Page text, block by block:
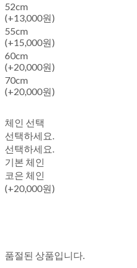
52cm
(+13,000원)
55cm
(+15,000원)
60cm
(+20,000원)
70cm
(+20,000원)
체인 선택
선택하세요.
선택하세요.
기본 체인
코은 체인
(+20,000원)
품절된 상품입니다.